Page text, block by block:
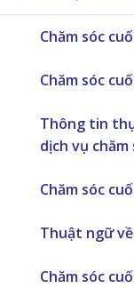
Chăm sóc
Chăm sóc
Thông tin
dịch vụ chăm
Chăm sóc
Thuật ngữ
Chăm sóc